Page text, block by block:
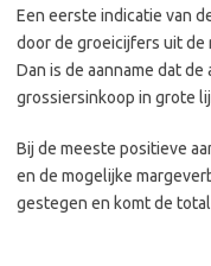
Een eerste indicatie van
door de groeicijfers uit de
Dan is de aanname dat
grossiersinkoop in grote
Bij de meeste positieve
en de mogelijke
gestegen en komt de